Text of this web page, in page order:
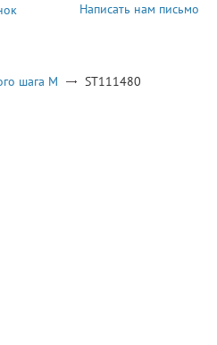
Написать нам письмо
шага M ST111480